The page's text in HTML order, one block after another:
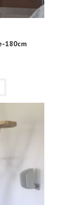
180cm